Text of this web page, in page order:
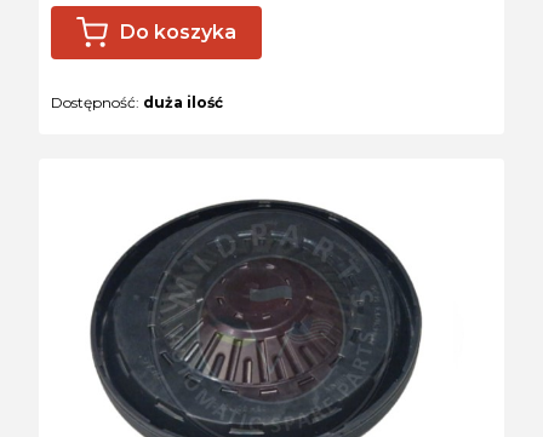
Do koszyka
Dostępność: duża ilość